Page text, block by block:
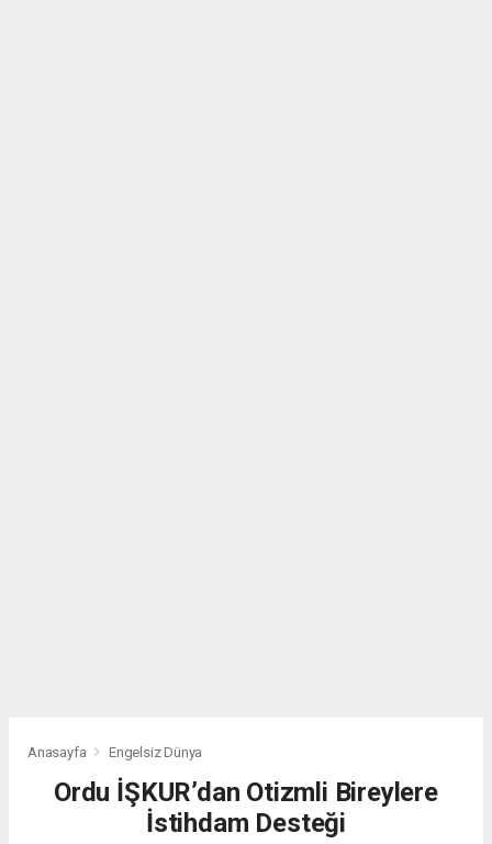
Anasayfa Engelsiz Dünya
Ordu İŞKUR’dan Otizmli Bireylere
İstihdam Desteği